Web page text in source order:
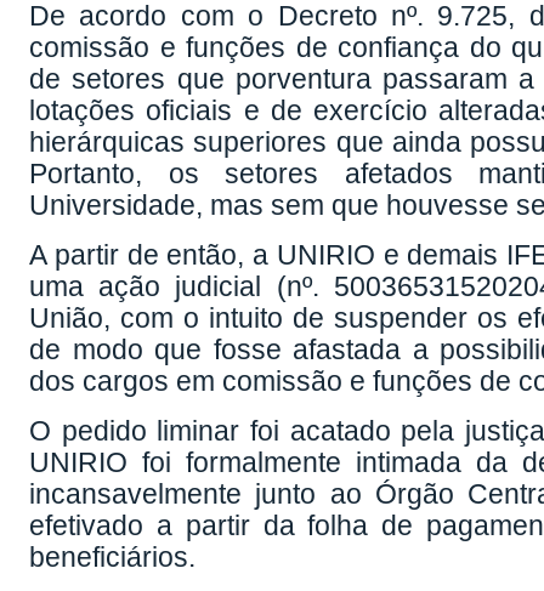
De acordo com o Decreto nº. 9.725,
comissão e funções de confiança do
de setores que porventura passaram
lotações oficiais e de exercício
hierárquicas superiores que ainda
Portanto, os setores afetados
Universidade, mas sem que houvesse
A partir de então, a UNIRIO e demais
uma ação judicial (nº.
União, com o intuito de suspender os
de modo que fosse afastada a
dos cargos em comissão e funções de
O pedido liminar foi acatado pela
UNIRIO foi formalmente intimada da
incansavelmente junto ao Órgão
efetivado a partir da folha de
beneficiários.